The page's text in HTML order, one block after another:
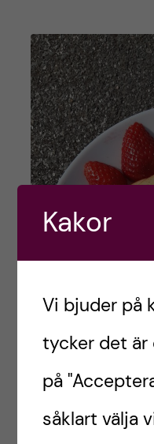
Kakor
Vi bjuder på
tycker det är
på
såklart välja